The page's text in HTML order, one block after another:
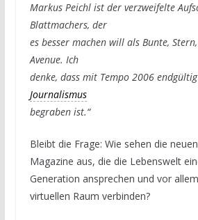
Markus Peichl ist der verzweifelte
Blattmachers, der
es besser machen will als Bunte,
Avenue. Ich
denke, dass mit Tempo 2006
Journalismus
begraben ist.“
Bleibt die Frage: Wie sehen die
Magazine aus, die die Lebenswelt
Generation ansprechen und vor
virtuellen Raum verbinden?